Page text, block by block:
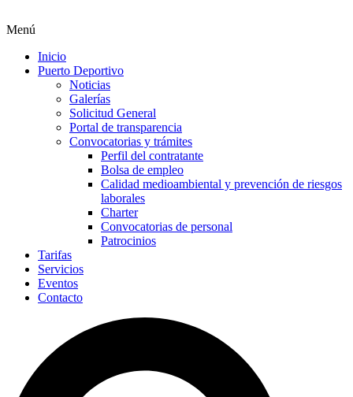
Menú
Inicio
Puerto Deportivo
Noticias
Galerías
Solicitud General
Portal de transparencia
Convocatorias y trámites
Perfil del contratante
Bolsa de empleo
Calidad medioambiental y prevención de riesgos
laborales
Charter
Convocatorias de personal
Patrocinios
Tarifas
Servicios
Eventos
Contacto